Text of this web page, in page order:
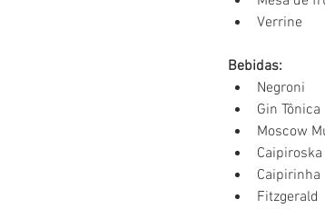
Verrine
Bebidas:
Negroni
Gin Tônica
Moscow
Caipiroska
Caipirinha
Fitzgerald